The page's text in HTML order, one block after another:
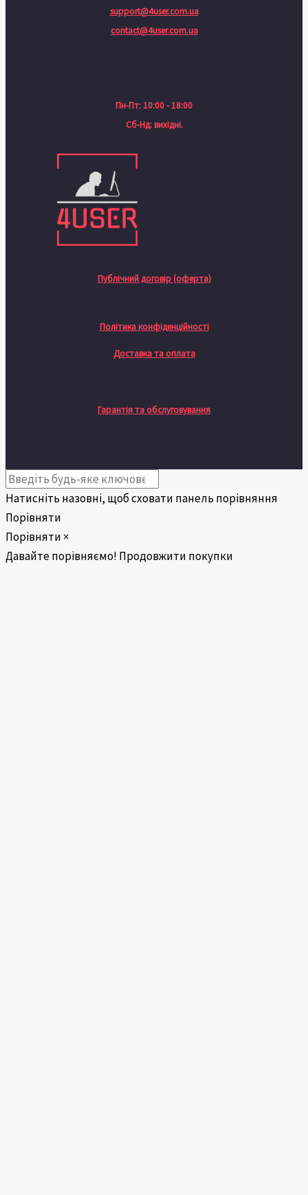
support@4user.com.ua
contact@4user.com.ua
Пн-Пт: 10:00 - 18:00
Сб-Нд: вихідні.
Публічний договір (оферта)
Політика конфіденційності
Доставка та оплата
Гарантія та обслуговування
Натисніть назовні, щоб сховати панель порівняння
Порівняти
Порівняти ×
Давайте порівняємо! Продовжити покупки